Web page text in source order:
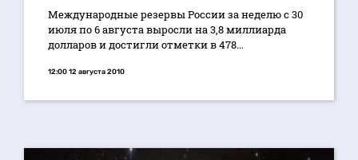
Международные резервы России за неделю с 30
июля по 6 августа выросли на 3,8 миллиарда
долларов и достигли отметки в 478...
12:00 12 августа 2010